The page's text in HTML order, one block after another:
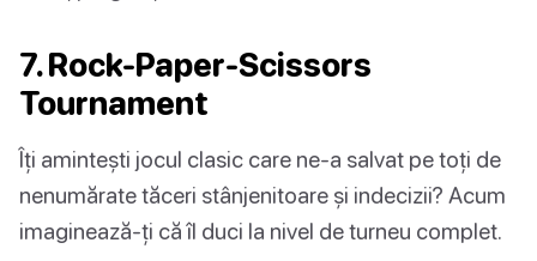
7. Rock-Paper-Scissors
Tournament
Îți amintești jocul clasic care ne-a salvat pe toți de
nenumărate tăceri stânjenitoare și indecizii? Acum
imaginează-ți că îl duci la nivel de turneu complet.